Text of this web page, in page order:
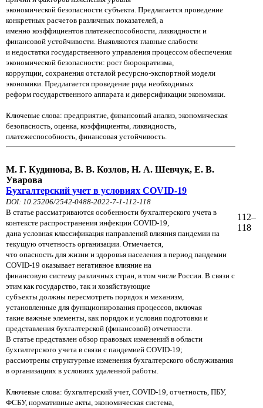
экономической безопасности субъекта. Предлагается проведение
конкретных расчетов различных показателей, а
именно коэффициентов платежеспособности, ликвидности и
финансовой устойчивости. Выявляются главные слабости
и недостатки государственного управления процессом обеспечения
экономической безопасности: рост бюрократизма,
коррупции, сохранения отсталой ресурсно-экспортной модели
экономики. Предлагается проведение ряда необходимых
реформ государственного аппарата и диверсификации экономики.
Ключевые слова: предприятие, финансовый анализ, экономическая
безопасность, оценка, коэффициенты, ликвидность,
платежеспособность, финансовая устойчивость.
М. Г. Кудинова, В. В. Козлов, Н. А. Шевчук, Е. В.
Уварова
Бухгалтерский учет в условиях COVID-19
DOI: 10.25206/2542-0488-2022-7-1-112-118
В статье рассматриваются особенности бухгалтерского учета в
контексте распространения инфекции COVID-19,
дана условная классификация направлений влияния пандемии на
текущую отчетность организации. Отмечается,
что опасность для жизни и здоровья населения в период пандемии
COVID-19 оказывает негативное влияние на
финансовую систему различных стран, в том числе России. В связи с
этим как государство, так и хозяйствующие
субъекты должны пересмотреть порядок и механизм,
установленные для функционирования процессов, включая
такие важные элементы, как порядок и условия подготовки и
представления бухгалтерской (финансовой) отчетности.
В статье представлен обзор правовых изменений в области
бухгалтерского учета в связи с пандемией COVID-19;
рассмотрены структурные изменения бухгалтерского обслуживания
в организациях в условиях удаленной работы.
Ключевые слова: бухгалтерский учет, COVID-19, отчетность, ПБУ,
ФСБУ, нормативные акты, экономическая система,
112–
118